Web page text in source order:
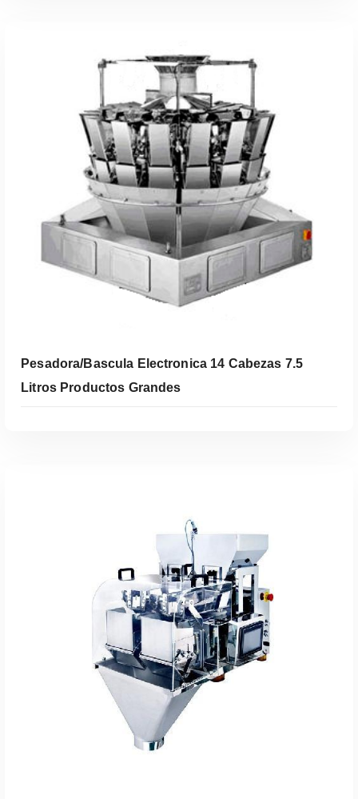
Leer Más
Leer Más
Pesadora/Bascula Electronica 14 Cabezas 7.5
Litros Productos Grandes